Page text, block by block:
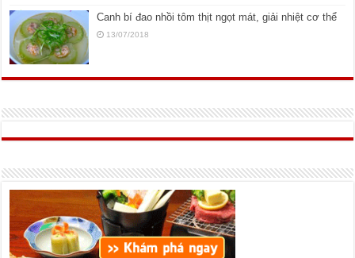
Canh bí đao nhồi tôm thịt ngọt mát, giải nhiệt cơ thể
13/07/2018